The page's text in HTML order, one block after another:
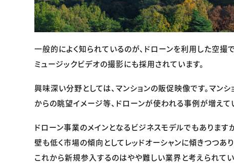
一般的によく知られているのが、ドローンを利用した空撮
ミュージックビデオの撮影にも採用されています。
興味深い分野としては、マンションの販促映像です。マン
からの眺望イメージ等、ドローンが使われる事例が増えて
ドローン事業のメインとなるビジネスモデルでもありま
壁も低く市場の傾向としてレッドオーシャンに傾きつつあり
これから新規参入するのはやや難しい業界と考えられてい